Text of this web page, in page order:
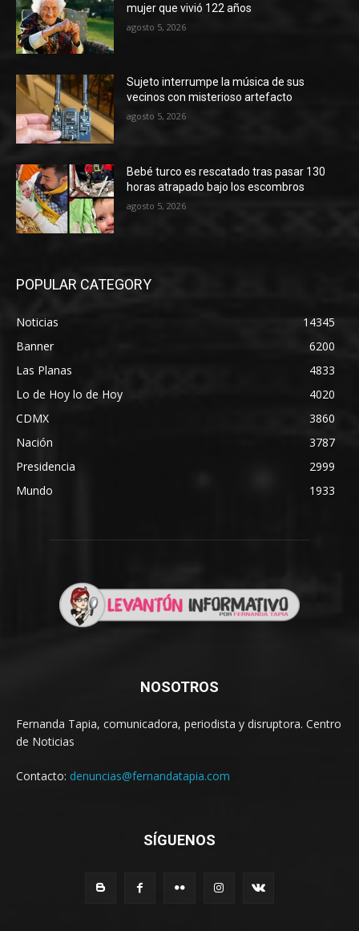
mujer que vivió 122 años
agosto 5, 2026
Sujeto interrumpe la música de sus
vecinos con misterioso artefacto
agosto 5, 2026
Bebé turco es rescatado tras pasar 130
horas atrapado bajo los escombros
agosto 5, 2026
POPULAR CATEGORY
Noticias
14345
Banner
6200
Las Planas
4833
Lo de Hoy lo de Hoy
4020
CDMX
3860
Nación
3787
Presidencia
2999
Mundo
1933
NOSOTROS
Fernanda Tapia, comunicadora, periodista y disruptora. Centro
de Noticias
Contacto: denuncias@fernandatapia.com
SÍGUENOS